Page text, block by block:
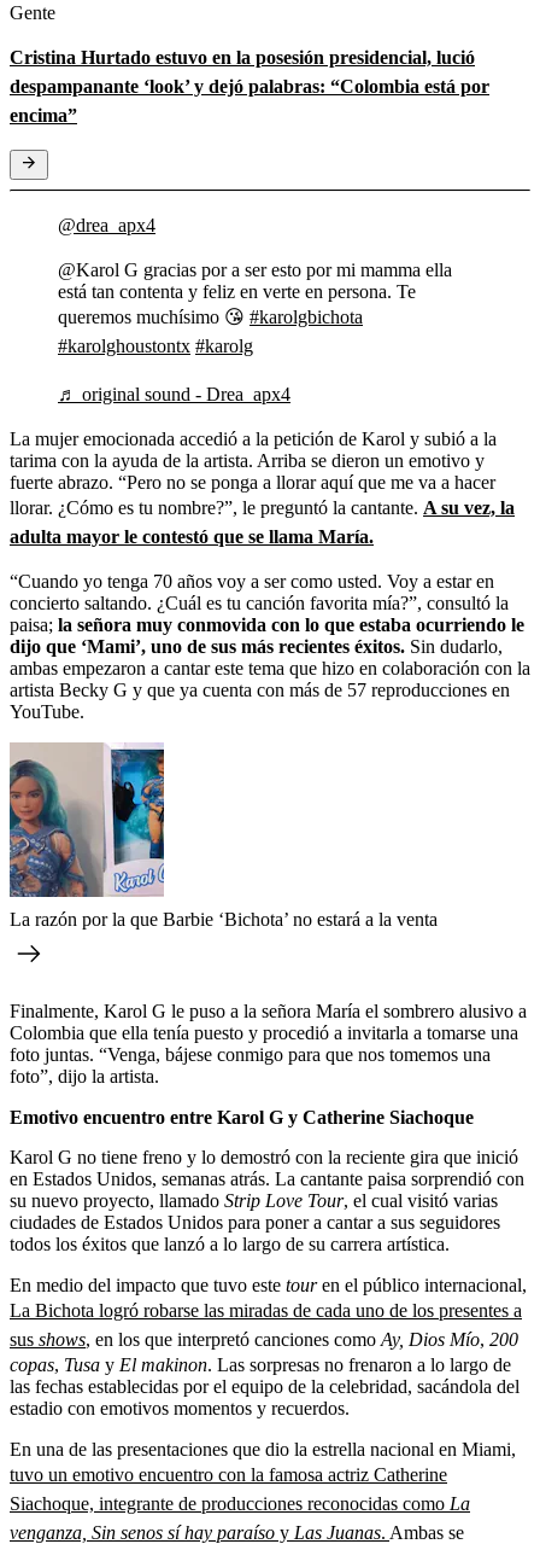
Gente
Cristina Hurtado estuvo en la posesión presidencial, lució
despampanante ‘look’ y dejó palabras: “Colombia está por
encima”
@drea_apx4
@Karol G gracias por a ser esto por mi mamma ella
está tan contenta y feliz en verte en persona. Te
queremos muchísimo 😘 #karolgbichota
#karolghoustontx #karolg
♬ original sound - Drea_apx4
La mujer emocionada accedió a la petición de Karol y subió a la
tarima con la ayuda de la artista. Arriba se dieron un emotivo y
fuerte abrazo. “Pero no se ponga a llorar aquí que me va a hacer
llorar. ¿Cómo es tu nombre?”, le preguntó la cantante. A su vez, la
adulta mayor le contestó que se llama María.
“Cuando yo tenga 70 años voy a ser como usted. Voy a estar en
concierto saltando. ¿Cuál es tu canción favorita mía?”, consultó la
paisa; la señora muy conmovida con lo que estaba ocurriendo le
dijo que ‘Mami’, uno de sus más recientes éxitos. Sin dudarlo,
ambas empezaron a cantar este tema que hizo en colaboración con la
artista Becky G y que ya cuenta con más de 57 reproducciones en
YouTube.
La razón por la que Barbie ‘Bichota’ no estará a la venta
Finalmente, Karol G le puso a la señora María el sombrero alusivo a
Colombia que ella tenía puesto y procedió a invitarla a tomarse una
foto juntas. “Venga, bájese conmigo para que nos tomemos una
foto”, dijo la artista.
Emotivo encuentro entre Karol G y Catherine Siachoque
Karol G no tiene freno y lo demostró con la reciente gira que inició
en Estados Unidos, semanas atrás. La cantante paisa sorprendió con
su nuevo proyecto, llamado Strip Love Tour, el cual visitó varias
ciudades de Estados Unidos para poner a cantar a sus seguidores
todos los éxitos que lanzó a lo largo de su carrera artística.
En medio del impacto que tuvo este touren el público internacional,
La Bichota logró robarse las miradas de cada uno de los presentes a
sus shows, en los que interpretó canciones como Ay, Dios Mío, 200
copas, Tusa y El makinon. Las sorpresas no frenaron a lo largo de
las fechas establecidas por el equipo de la celebridad, sacándola del
estadio con emotivos momentos y recuerdos.
En una de las presentaciones que dio la estrella nacional en Miami,
tuvo un emotivo encuentro con la famosa actriz Catherine
Siachoque, integrante de producciones reconocidas como La
venganza, Sin senos sí hay paraíso y Las Juanas. Ambas se